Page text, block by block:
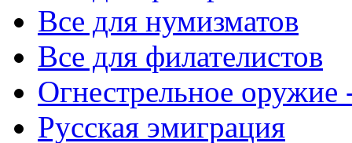
Все для нумизматов
Все для филателистов
Огнестрельное оружие
Русская эмиграция